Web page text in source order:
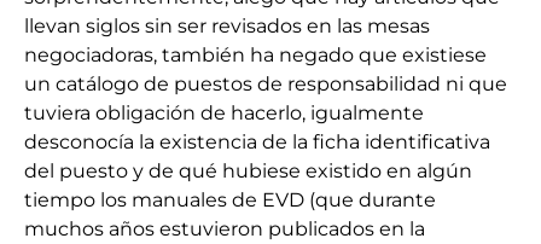
llevan siglos sin ser revisados en las mesas
negociadoras, también ha negado que existiese
un catálogo de puestos de responsabilidad ni que
tuviera obligación de hacerlo, igualmente
desconocía la existencia de la ficha identificativa
del puesto y de qué hubiese existido en algún
tiempo los manuales de EVD (que durante
muchos años estuvieron publicados en la